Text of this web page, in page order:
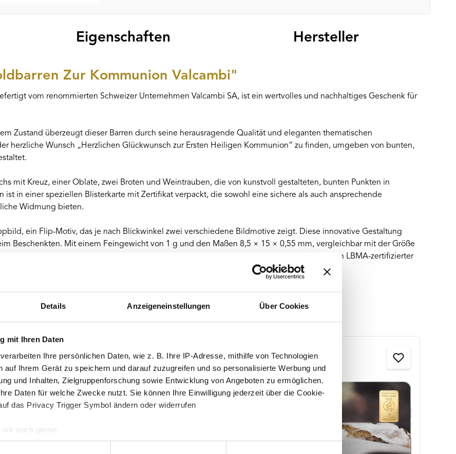
Details Anzeigeneinstellungen Über Cookies
mit Ihren Daten
verarbeiten Ihre persönlichen Daten, wie z. B. Ihre IP-Adresse, mithilfe von Technologien
auf Ihrem Gerät zu speichern und darauf zuzugreifen und so personalisierte Werbung und
und Inhalten, Zielgruppenforschung sowie Entwicklung von Angeboten zu ermöglichen.
Daten für welche Zwecke nutzt. Sie können Ihre Einwilligung jederzeit über die Cookie-
das Privacy Trigger Symbol ändern oder widerrufen
wir auch gerne:
geografische Lage erfassen, welche bis auf einige Meter genau sein können
Eigenschaften Hersteller
Zur Kommunion Valcambi"
vom renommierten Schweizer Unternehmen Valcambi SA, ist ein wertvolles und nachhaltiges Geschenk für
Zustand überzeugt dieser Barren durch seine herausragende Qualität und eleganten thematischen
herzliche Wunsch „Herzlichen Glückwunsch zur Ersten Heiligen Kommunion“ zu finden, umgeben von bunten,
mit Kreuz, einer Oblate, zwei Broten und Weintrauben, die von kunstvoll gestalteten, bunten Punkten in
in einer speziellen Blisterkarte mit Zertifikat verpackt, die sowohl eine sichere als auch ansprechende
Widmung bieten.
ein Flip-Motiv, das je nach Blickwinkel zwei verschiedene Bildmotive zeigt. Diese innovative Gestaltung
Beschenkten. Mit einem Feingewicht von 1 g und den Maßen 8,5 × 15 × 0,55 mm, vergleichbar mit der Größe
Anlageobjekt als auch ein symbolträchtiges Geschenk zur Ersten Heiligen Kommunion. In LBMA-zertifizierter
und hinterlässt eine bleibende Erinnerung an diesen besonderen Tag.